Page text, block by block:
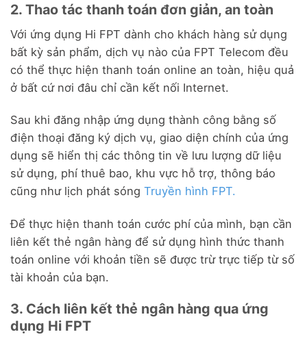
2. Thao tác thanh toán đơn giản, an toàn
Với ứng dụng Hi FPT dành cho khách hàng sử dụng
bất kỳ sản phẩm, dịch vụ nào của FPT Telecom đều
có thể thực hiện thanh toán online an toàn, hiệu quả
ở bất cứ nơi đâu chỉ cần kết nối Internet.
Sau khi đăng nhập ứng dụng thành công bằng số
điện thoại đăng ký dịch vụ, giao diện chính của ứng
dụng sẽ hiển thị các thông tin về lưu lượng dữ liệu
sử dụng, phí thuê bao, khu vực hỗ trợ, thông báo
cũng như lịch phát sóng Truyền hình FPT.
Để thực hiện thanh toán cước phí của mình, bạn cần
liên kết thẻ ngân hàng để sử dụng hình thức thanh
toán online với khoản tiền sẽ được trừ trực tiếp từ số
tài khoản của bạn.
3. Cách liên kết thẻ ngân hàng qua ứng
dụng Hi FPT